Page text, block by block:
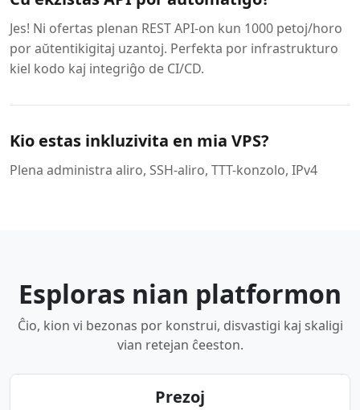
Jes! Ni ofertas plenan REST API-on kun 1000 petoj/horo
por aŭtentikigitaj uzantoj. Perfekta por infrastrukturo
kiel kodo kaj integriĝo de CI/CD.
Kio estas inkluzivita en mia VPS?
Plena administra aliro, SSH-aliro, TTT-konzolo, IPv4
Esploras nian platformon
Ĉio, kion vi bezonas por konstrui, disvastigi kaj skaligi
vian retejan ĉeeston.
Prezoj